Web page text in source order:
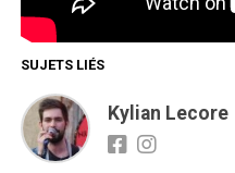
SUJETS LIÉS
Kylian Lecore